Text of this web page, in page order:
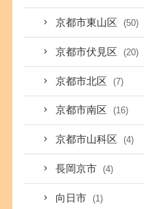
京都市東山区 (50)
京都市伏見区 (20)
京都市北区 (7)
京都市南区 (16)
京都市山科区 (4)
長岡京市 (4)
向日市 (1)